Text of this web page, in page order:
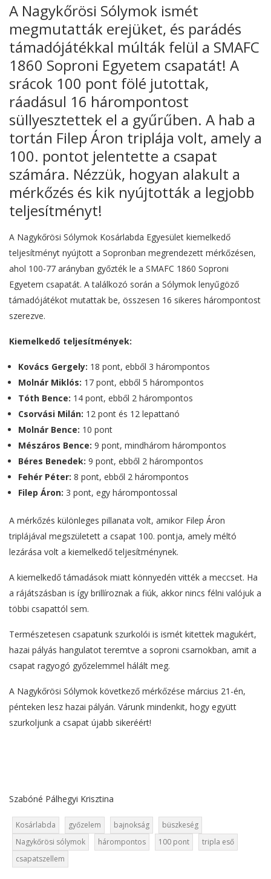
A Nagykőrösi Sólymok ismét
megmutatták erejüket, és parádés
támadójátékkal múlták felül a SMAFC
1860 Soproni Egyetem csapatát! A
srácok 100 pont fölé jutottak,
ráadásul 16 hárompontost
süllyesztettek el a gyűrűben. A hab a
tortán Filep Áron triplája volt, amely a
100. pontot jelentette a csapat
számára. Nézzük, hogyan alakult a
mérkőzés és kik nyújtották a legjobb
teljesítményt!
A Nagykőrösi Sólymok Kosárlabda Egyesület kiemelkedő
teljesítményt nyújtott a Sopronban megrendezett mérkőzésen,
ahol 100-77 arányban győzték le a SMAFC 1860 Soproni
Egyetem csapatát. A találkozó során a Sólymok lenyűgöző
támadójátékot mutattak be, összesen 16 sikeres hárompontost
szerezve.
Kiemelkedő teljesítmények:
Kovács Gergely: 18 pont, ebből 3 hárompontos
Molnár Miklós: 17 pont, ebből 5 hárompontos
Tóth Bence: 14 pont, ebből 2 hárompontos
Csorvási Milán: 12 pont és 12 lepattanó
Molnár Bence: 10 pont
Mészáros Bence: 9 pont, mindhárom hárompontos
Béres Benedek: 9 pont, ebből 2 hárompontos
Fehér Péter: 8 pont, ebből 2 hárompontos
Filep Áron: 3 pont, egy hárompontossal
A mérkőzés különleges pillanata volt, amikor Filep Áron
triplájával megszületett a csapat 100. pontja, amely méltó
lezárása volt a kiemelkedő teljesítménynek.
A kiemelkedő támadások miatt könnyedén vitték a meccset. Ha
a rájátszásban is így brillíroznak a fiúk, akkor nincs félni valójuk a
többi csapattól sem.
Természetesen csapatunk szurkolói is ismét kitettek magukért,
hazai pályás hangulatot teremtve a soproni csarnokban, amit a
csapat ragyogó győzelemmel hálált meg.
A Nagykőrösi Sólymok következő mérkőzése március 21-én,
pénteken lesz hazai pályán. Várunk mindenkit, hogy együtt
szurkoljunk a csapat újabb sikeréért!
Szabóné Pálhegyi Krisztina
Kosárlabda győzelem bajnokság
büszkeség
Nagykőrösi sólymok
hárompontos 100 pont
tripla eső
csapatszellem